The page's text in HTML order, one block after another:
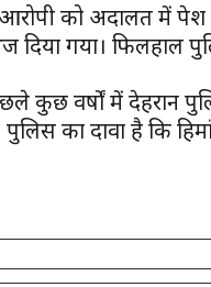
आरोपी को अदालत में
दिया गया। फिलहाल
कुछ वर्षों में देहरादून
का दावा है कि